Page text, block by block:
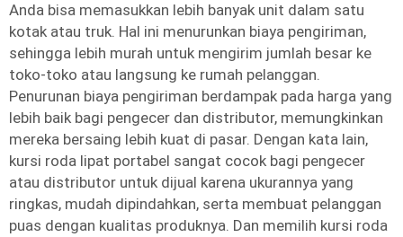
Anda bisa memasukkan lebih banyak unit dalam satu
kotak atau truk. Hal ini menurunkan biaya pengiriman,
sehingga lebih murah untuk mengirim jumlah besar ke
toko-toko atau langsung ke rumah pelanggan.
Penurunan biaya pengiriman berdampak pada harga yang
lebih baik bagi pengecer dan distributor, memungkinkan
mereka bersaing lebih kuat di pasar. Dengan kata lain,
kursi roda lipat portabel sangat cocok bagi pengecer
atau distributor untuk dijual karena ukurannya yang
ringkas, mudah dipindahkan, serta membuat pelanggan
puas dengan kualitas produknya. Dan memilih kursi roda